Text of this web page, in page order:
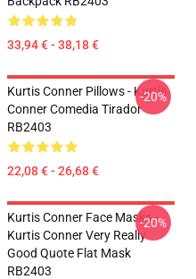
33,94 € - 38,18 €
Kurtis Conner Pillows - Kurtis
Conner Comedia Tirador
RB2403
22,08 € - 26,68 €
-20%
Kurtis Conner Face Masks -
Kurtis Conner Very Really
Good Quote Flat Mask
RB2403
-20%